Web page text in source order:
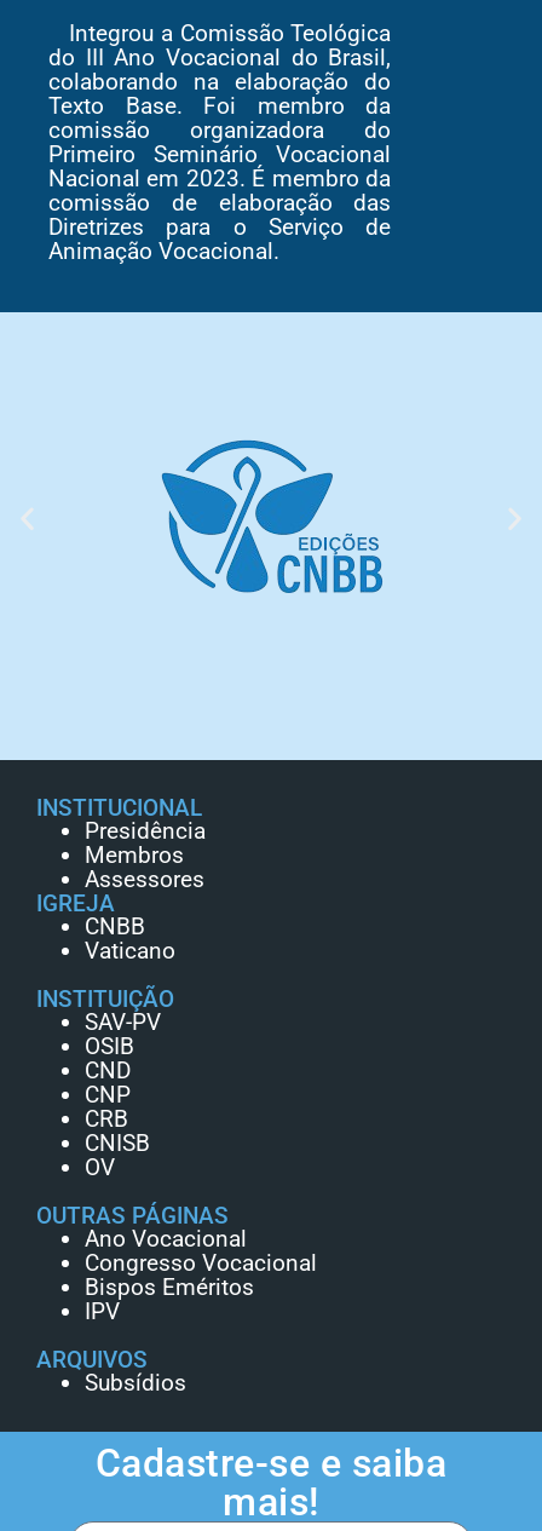
Integrou a Comissão Teológica
do III Ano Vocacional do Brasil,
colaborando na elaboração do
Texto Base. Foi membro da
comissão organizadora do
Primeiro Seminário Vocacional
Nacional em 2023. É membro da
comissão de elaboração das
Diretrizes para o Serviço de
Animação Vocacional.
INSTITUCIONAL
Presidência
Membros
Assessores
IGREJA
CNBB
Vaticano
INSTITUIÇÃO
SAV-PV
OSIB
CND
CNP
CRB
CNISB
OV
OUTRAS PÁGINAS
Ano Vocacional
Congresso Vocacional
Bispos Eméritos
IPV
ARQUIVOS
Subsídios
Cadastre-se e saiba
mais!